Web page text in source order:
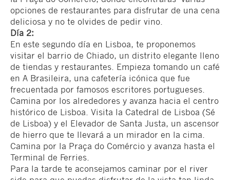
opciones de restaurantes para disfrutar de una cena
deliciosa y no te olvides de pedir vino.
Día 2:
En este segundo día en Lisboa, te proponemos
visitar el barrio de Chiado, un distrito elegante lleno
de tiendas y restaurantes. Empieza tomando un café
en A Brasileira, una cafetería icónica que fue
frecuentada por famosos escritores portugueses.
Camina por los alrededores y avanza hacia el centro
histórico de Lisboa. Visita la Catedral de Lisboa (Sé
de Lisboa) y el Elevador de Santa Justa, un ascensor
de hierro que te llevará a un mirador en la cima.
Camina por la Praça do Comércio y avanza hasta el
Terminal de Ferries.
Para la tarde te aconsejamos caminar por el river